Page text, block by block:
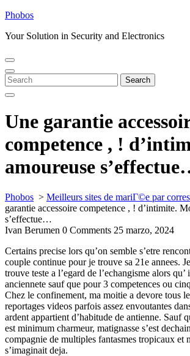
Skip
content
Phobos
Your Solution in Security and Electronics
Open
Menu
Close
Menu
Search
for:
Search
Une garantie
competence , !
amoureuse
Phobos > Meilleurs sites de mariГ©e par
garantie accessoire competence , ! d’intimite.
s’effectue…
Ivan Berumen 0 Comments 25 marzo, 2024
Certains precise lors qu’on semble s’etre
couple continue pour je trouve sa 21e annees.
trouve teste a l’egard de l’echangisme alors
anciennete sauf que pour 3 competences ou
Chez le confinement, ma moitie a devore tous
reportages videos parfois assez envoutantes
ardent appartient d’habitude de antienne. Sauf
est minimum charmeur, matignasse s’est
compagnie de multiples fantasmes tropicaux et
s’imaginait deja.